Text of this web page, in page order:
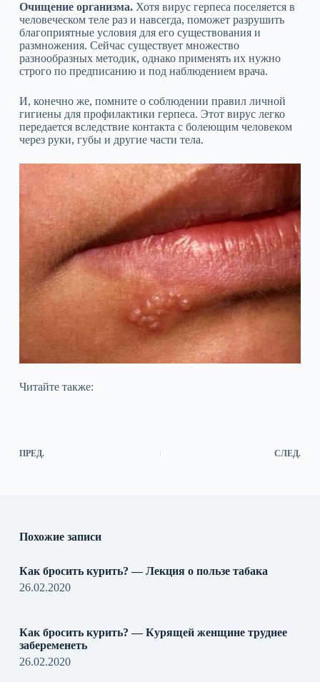
Очищение организма.Хотя вирус герпеса поселяется в
человеческом теле раз и навсегда, поможет разрушить
благоприятные условия для его существования и
размножения. Сейчас существует множество
разнообразных методик, однако применять их нужно
строго по предписанию и под наблюдением врача.
И, конечно же, помните о соблюдении правил личной
гигиены для профилактики герпеса. Этот вирус легко
передается вследствие контакта с болеющим человеком
через руки, губы и другие части тела.
Читайте также:
ПРЕД. СЛЕД.
Похожие записи
Как бросить курить? — Лекция о пользе табака
26.02.2020
Как бросить курить? — Курящей женщине труднее
забеременеть
26.02.2020